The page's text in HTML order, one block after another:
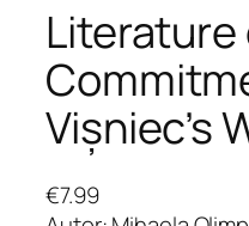
Literature
Vișniec’s
€7.99